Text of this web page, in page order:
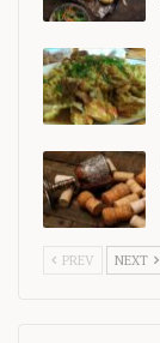
PREV NEXT